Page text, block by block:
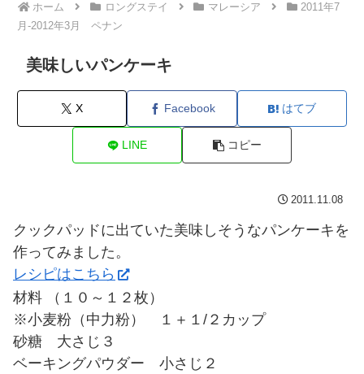
ホーム ロングステイ マレーシア
2011年7
月-2012年3月 ペナン
美味しいパンケーキ
X Facebook はてブ
LINE コピー
2011.11.08
クックパッドに出ていた美味しそうなパンケーキを
作ってみました。
レシピはこちら
材料 （１０～１２枚）
※小麦粉（中力粉） １＋１/２カップ
砂糖 大さじ３
ベーキングパウダー 小さじ２